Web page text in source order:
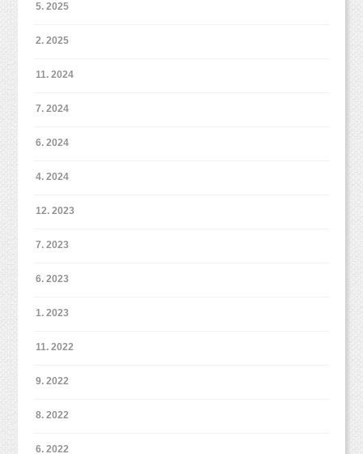
5. 2025
2. 2025
11. 2024
7. 2024
6. 2024
4. 2024
12. 2023
7. 2023
6. 2023
1. 2023
11. 2022
9. 2022
8. 2022
6. 2022